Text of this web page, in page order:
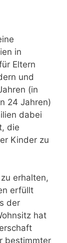
in
Eltern
und
(in
24 Jahren)
dabei
die
Kinder zu
erhalten,
erfüllt
der
hat
bestimmter